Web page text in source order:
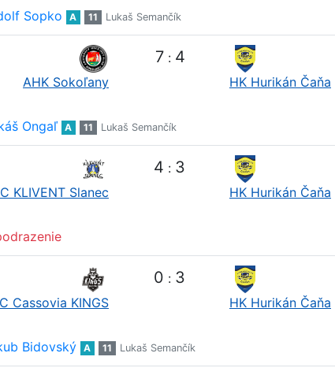
Sopko A 11 Lukaš Semančík
AHK Sokoľany
7 : 4
HK Hurikán Čaňa
Ongaľ A 11 Lukaš Semančík
KLIVENT Slanec
4 : 3
HK Hurikán Čaňa
Cassovia KINGS
0 : 3
HK Hurikán Čaňa
Bidovský A 11 Lukaš Semančík